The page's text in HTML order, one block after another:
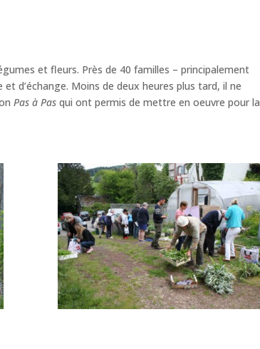
et fleurs. Près de 40 familles – principalement
d’échange. Moins de deux heures plus tard, il ne
Pas à Pas qui ont permis de mettre en oeuvre pour la